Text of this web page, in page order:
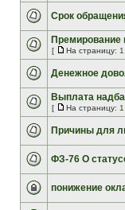
Срок
Премирование
[ На страницу: 1
Денежное
Выплата
[ На страницу: 1
Причины для
ФЗ-76 О
понижение